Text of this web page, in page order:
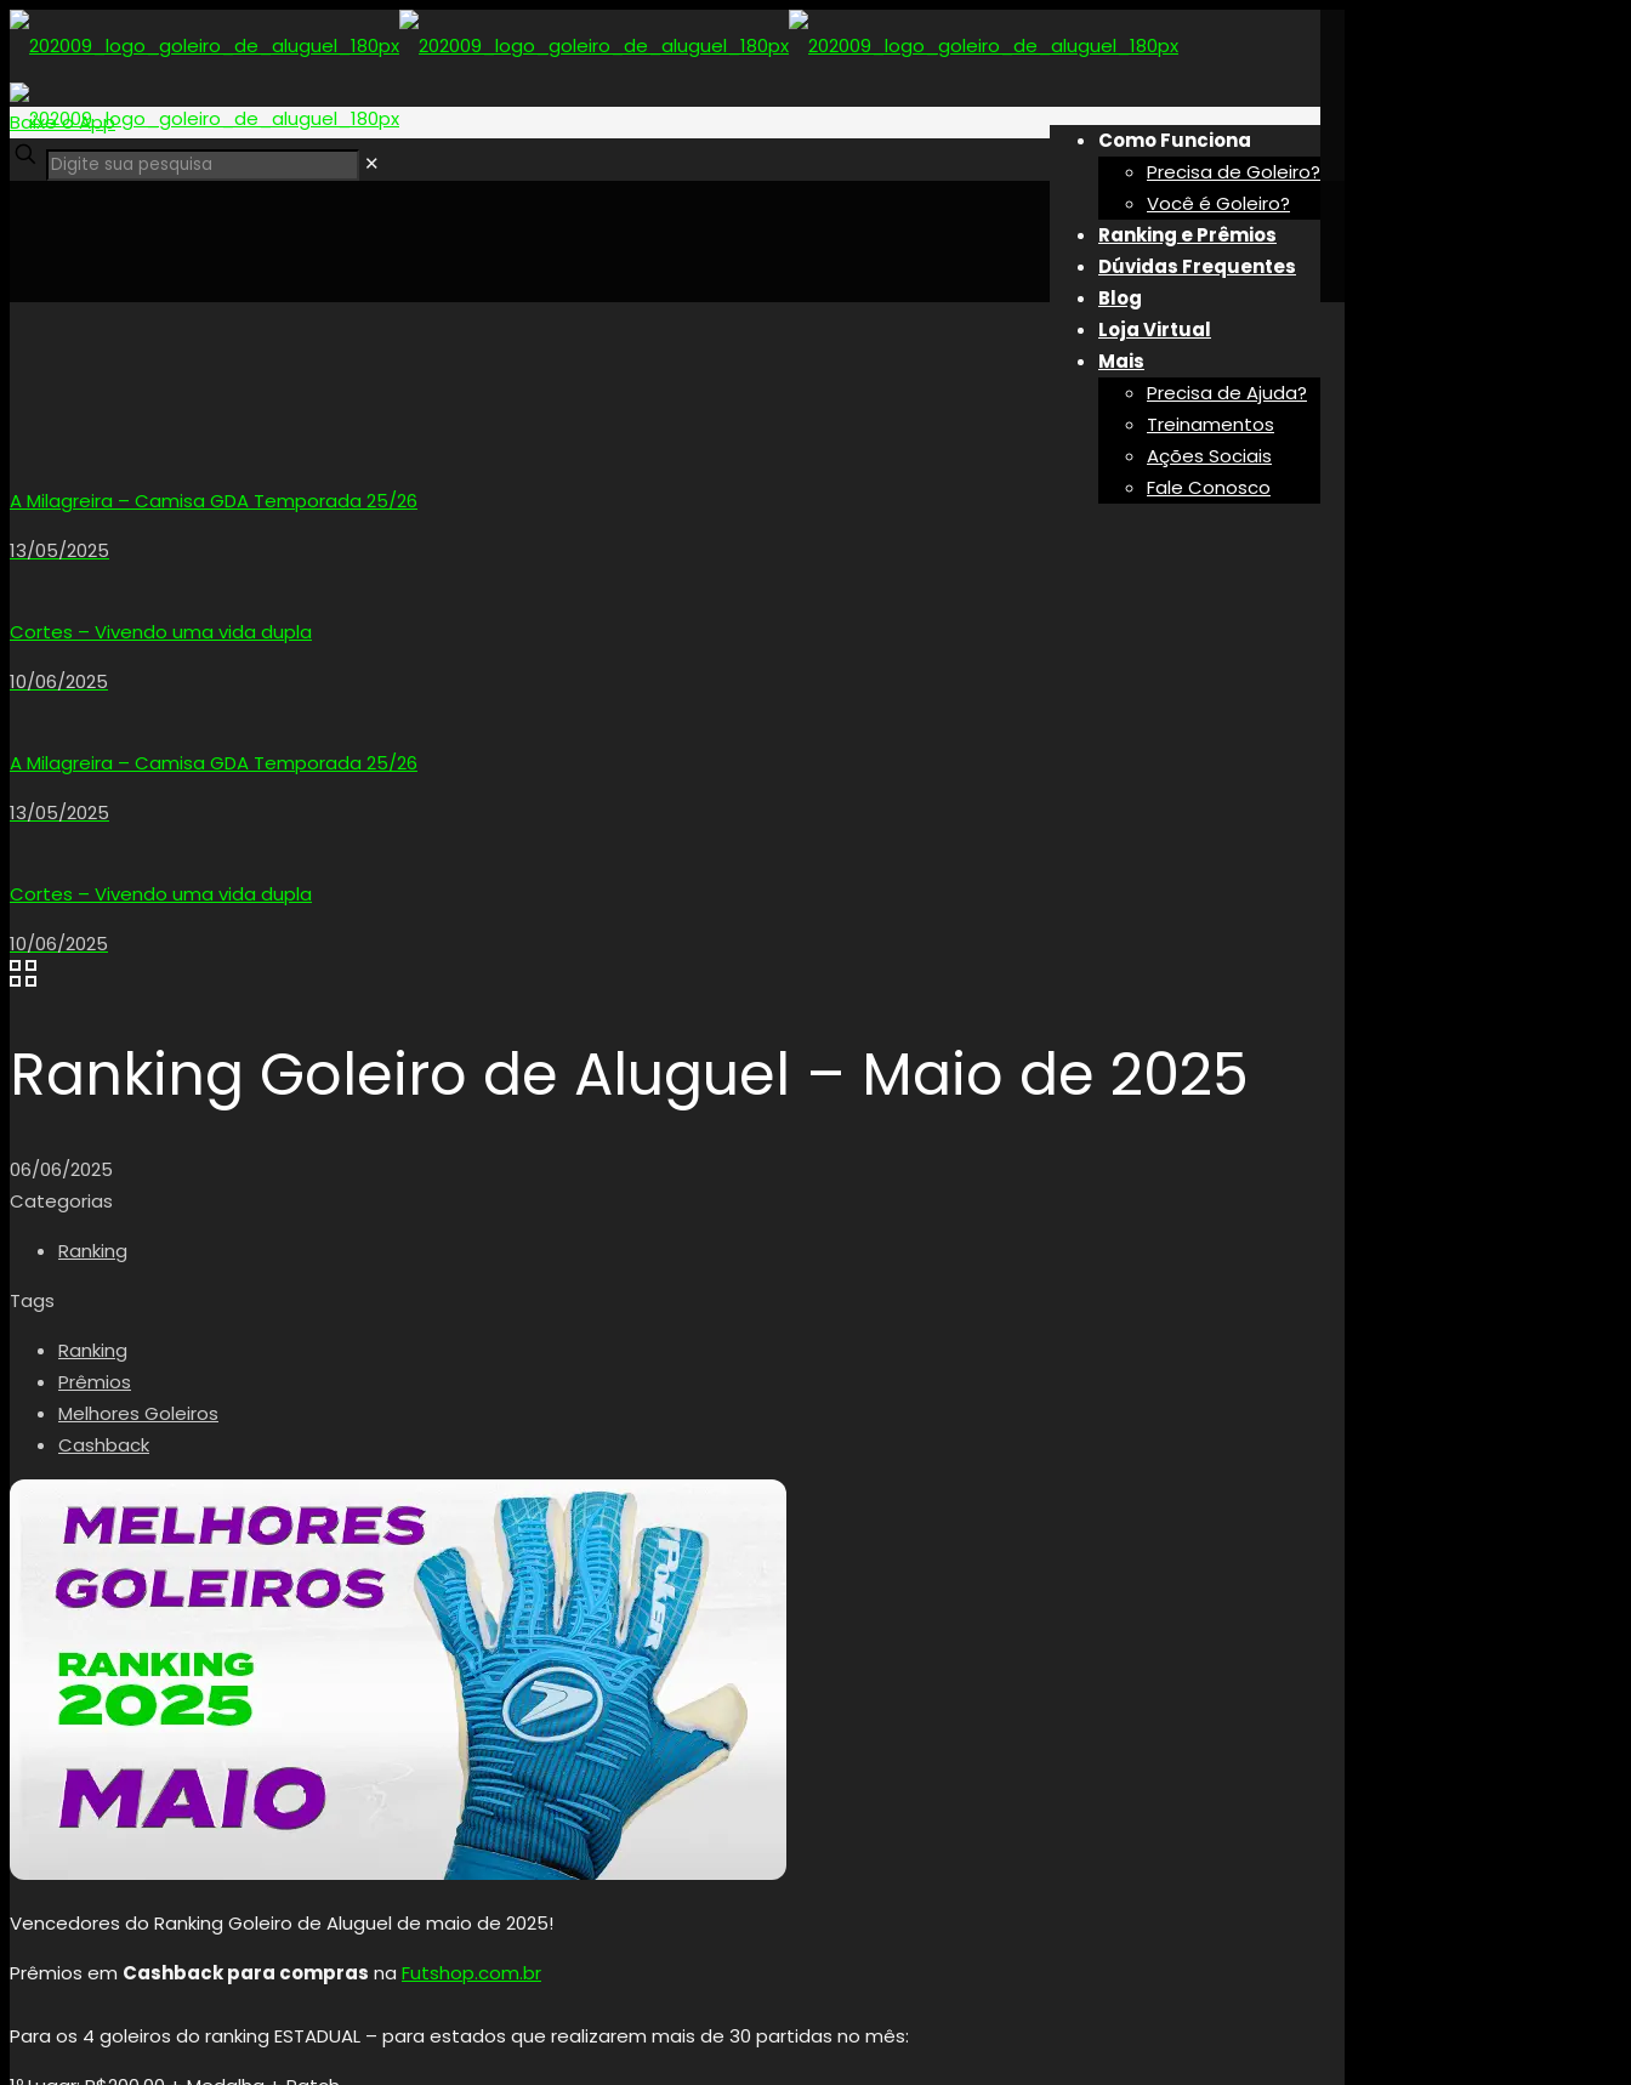
Como Funciona
Precisa de Goleiro?
Você é Goleiro?
Ranking e Prêmios
Dúvidas Frequentes
Blog
Loja Virtual
Mais
Precisa de Ajuda?
Treinamentos
Ações Sociais
Fale Conosco
Baixe o App
✕
A Milagreira – Camisa GDA Temporada 25/26
13/05/2025
Cortes – Vivendo uma vida dupla
10/06/2025
A Milagreira – Camisa GDA Temporada 25/26
13/05/2025
Cortes – Vivendo uma vida dupla
10/06/2025
Ranking Goleiro de Aluguel – Maio de 2025
06/06/2025
Categorias
Ranking
Tags
Ranking
Prêmios
Melhores Goleiros
Cashback
Vencedores do Ranking Goleiro de Aluguel de maio de 2025!
Prêmios em Cashback para compras na Futshop.com.br
Para os 4 goleiros do ranking ESTADUAL – para estados que realizarem mais de 30 partidas no mês: